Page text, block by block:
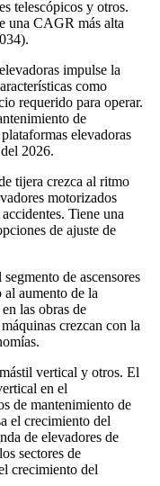
telescópicos y otros.
una CAGR más alta
impulse la
como
requerido para operar.
de
elevadoras
2026.
tijera crezca al ritmo
motorizados
Tiene una
de ajuste de
de ascensores
aumento de la
las obras de
crezcan con la
vertical y otros. El
en el
de mantenimiento de
el crecimiento del
de elevadores de
sectores de
crecimiento del